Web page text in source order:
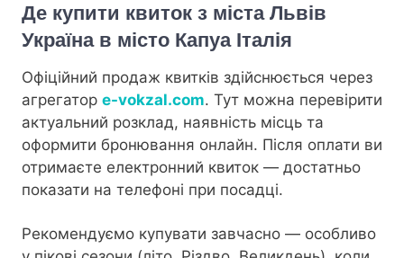
Де купити квиток з міста Львів
Україна в місто Капуа Італія
Офіційний продаж квитків здійснюється через
агрегатор e-vokzal.com. Тут можна перевірити
актуальний розклад, наявність місць та
оформити бронювання онлайн. Після оплати ви
отримаєте електронний квиток — достатньо
показати на телефоні при посадці.
Рекомендуємо купувати завчасно — особливо